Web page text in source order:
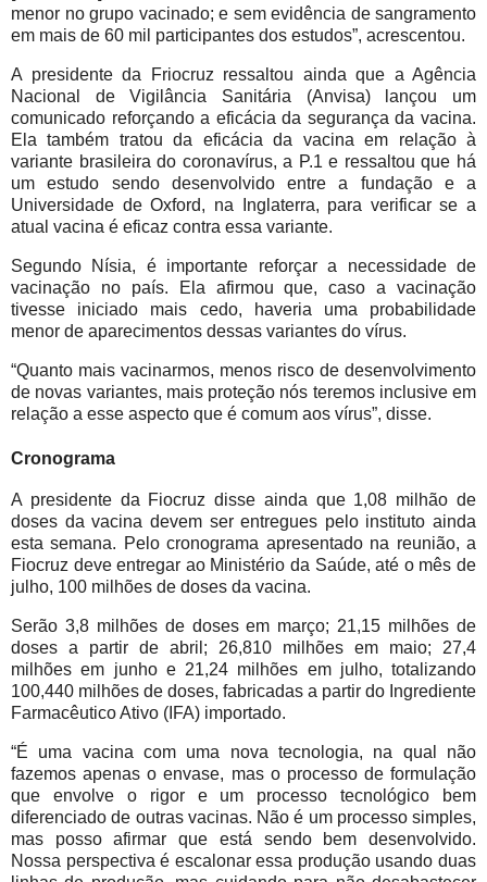
menor no grupo vacinado; e sem evidência de sangramento
em mais de 60 mil participantes dos estudos”, acrescentou.
A presidente da Friocruz ressaltou ainda que a Agência
Nacional de Vigilância Sanitária (Anvisa) lançou um
comunicado reforçando a eficácia da segurança da vacina.
Ela também tratou da eficácia da vacina em relação à
variante brasileira do coronavírus, a P.1 e ressaltou que há
um estudo sendo desenvolvido entre a fundação e a
Universidade de Oxford, na Inglaterra, para verificar se a
atual vacina é eficaz contra essa variante.
Segundo Nísia, é importante reforçar a necessidade de
vacinação no país. Ela afirmou que, caso a vacinação
tivesse iniciado mais cedo, haveria uma probabilidade
menor de aparecimentos dessas variantes do vírus.
“Quanto mais vacinarmos, menos risco de desenvolvimento
de novas variantes, mais proteção nós teremos inclusive em
relação a esse aspecto que é comum aos vírus”, disse.
Cronograma
A presidente da Fiocruz disse ainda que 1,08 milhão de
doses da vacina devem ser entregues pelo instituto ainda
esta semana. Pelo cronograma apresentado na reunião, a
Fiocruz deve entregar ao Ministério da Saúde, até o mês de
julho, 100 milhões de doses da vacina.
Serão 3,8 milhões de doses em março; 21,15 milhões de
doses a partir de abril; 26,810 milhões em maio; 27,4
milhões em junho e 21,24 milhões em julho, totalizando
100,440 milhões de doses, fabricadas a partir do Ingrediente
Farmacêutico Ativo (IFA) importado.
“É uma vacina com uma nova tecnologia, na qual não
fazemos apenas o envase, mas o processo de formulação
que envolve o rigor e um processo tecnológico bem
diferenciado de outras vacinas. Não é um processo simples,
mas posso afirmar que está sendo bem desenvolvido.
Nossa perspectiva é escalonar essa produção usando duas